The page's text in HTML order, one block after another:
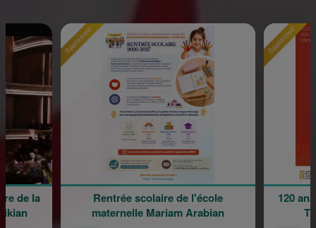
Sponsored
Rentrée scolaire de l'école
maternelle Mariam Arabian
Sponsored
120 ans
de la